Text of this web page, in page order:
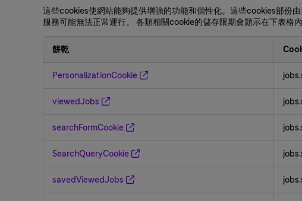
這些cookies使網站能夠提供增強的功能和個性化。這些cookies部份
服務可能無法正常運行。 各類相關cookie的儲存限期會顥示在下表格內
餅乾
PersonalizationCookie
viewedJobs
searchFormCookie
SearchQueryCookie
savedViewedJobs